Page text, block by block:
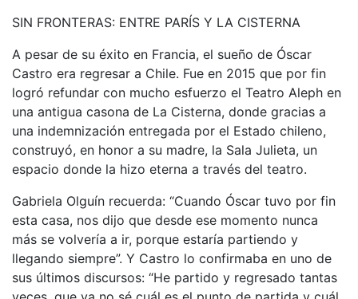
SIN FRONTERAS: ENTRE PARÍS Y LA CISTERNA
A pesar de su éxito en Francia, el sueño de Óscar
Castro era regresar a Chile. Fue en 2015 que por fin
logró refundar con mucho esfuerzo el Teatro Aleph en
una antigua casona de La Cisterna, donde gracias a
una indemnización entregada por el Estado chileno,
construyó, en honor a su madre, la Sala Julieta, un
espacio donde la hizo eterna a través del teatro.
Gabriela Olguín recuerda: “Cuando Óscar tuvo por fin
esta casa, nos dijo que desde ese momento nunca
más se volvería a ir, porque estaría partiendo y
llegando siempre”. Y Castro lo confirmaba en uno de
sus últimos discursos: “He partido y regresado tantas